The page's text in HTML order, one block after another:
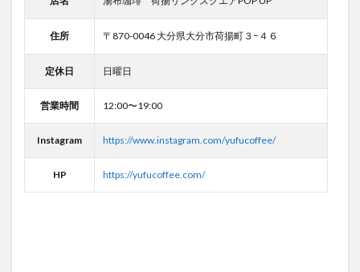
住所 〒870-0046 大分県大分市荷揚町３−４６
定休日 日曜日
営業時間 12:00〜19:00
Instagram https://www.instagram.com/yufucoffee/
HP https://yufucoffee.com/